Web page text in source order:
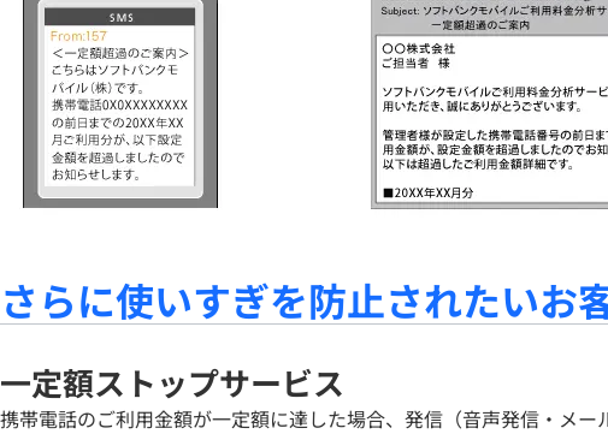
さらに使いすぎを防止されたいお
一定額ストップサービス
携帯電話のご利用金額が一定額に達した場合、発信（音声発信・メー